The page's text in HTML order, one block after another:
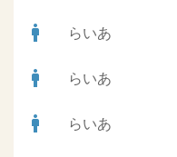
man らいあ
man らいあ
man らいあ